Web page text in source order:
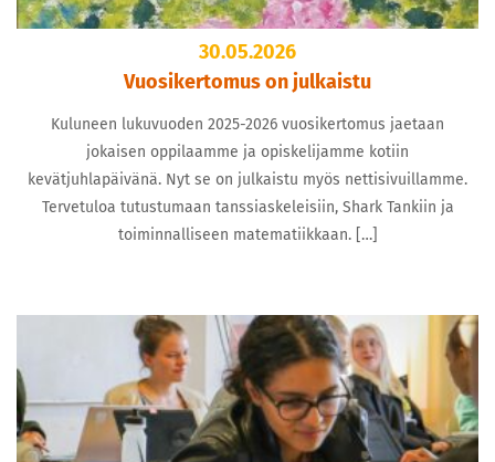
30.05.2026
Vuosikertomus on julkaistu
Kuluneen lukuvuoden 2025-2026 vuosikertomus jaetaan
jokaisen oppilaamme ja opiskelijamme kotiin
kevätjuhlapäivänä. Nyt se on julkaistu myös nettisivuillamme.
Tervetuloa tutustumaan tanssiaskeleisiin, Shark Tankiin ja
toiminnalliseen matematiikkaan. […]